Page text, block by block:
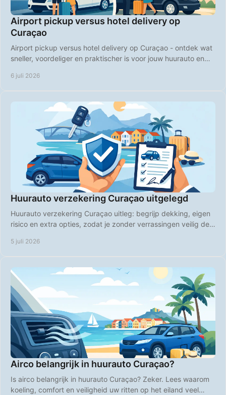
Airport pickup versus hotel delivery op
Curaçao
Airport pickup versus hotel delivery op Curaçao - ontdek wat
sneller, voordeliger en praktischer is voor jouw huurauto en
6 juli 2026
Huurauto verzekering Curaçao uitgelegd
Huurauto verzekering Curaçao uitleg: begrijp dekking, eigen
risico en extra opties, zodat je zonder verrassingen veilig de
5 juli 2026
Airco belangrijk in huurauto Curaçao?
Is airco belangrijk in huurauto Curaçao? Zeker. Lees waarom
koeling, comfort en veiligheid uw ritten op het eiland veel